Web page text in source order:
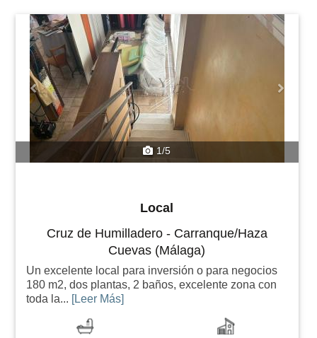
1/5
Previous Next
Local
Cruz de Humilladero - Carranque/Haza
Cuevas (Málaga)
Un excelente local para inversión o para negocios
180 m2, dos plantas, 2 baños, excelente zona con
toda la... [Leer Más]